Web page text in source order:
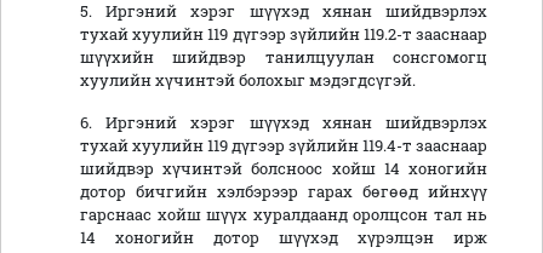
5. Иргэний хэрэг шүүхэд хянан шийдвэрлэх
тухай хуулийн 119 дүгээр зүйлийн 119.2-т зааснаар
шүүхийн шийдвэр танилцуулан сонсгомогц
хуулийн хүчинтэй болохыг мэдэгдсүгэй.
6. Иргэний хэрэг шүүхэд хянан шийдвэрлэх
тухай хуулийн 119 дүгээр зүйлийн 119.4-т зааснаар
шийдвэр хүчинтэй болсноос хойш 14 хоногийн
дотор бичгийн хэлбэрээр гарах бөгөөд ийнхүү
гарснаас хойш шүүх хуралдаанд оролцсон тал нь
14 хоногийн дотор шүүхэд хүрэлцэн ирж